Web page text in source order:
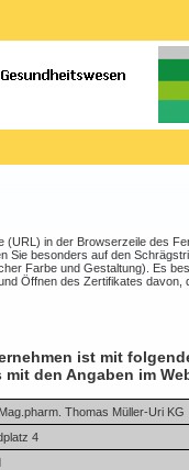
(URL) in der Browserzeile des
Sie besonders auf den
Farbe und Gestaltung). Es
Öffnen des Zertifikates
ist mit
den Angaben im
Thomas Müller-Uri KG
4